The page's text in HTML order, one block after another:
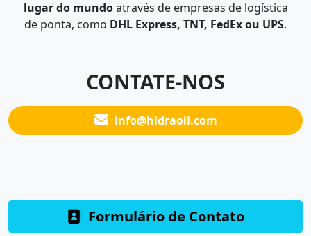
lugar do mundoatravés de empresas de logística
de ponta, como DHL Express, TNT, FedEx ou UPS.
CONTATE-NOS
info@hidraoil.com
Formulário de Contato